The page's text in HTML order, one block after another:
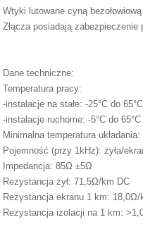
Wtyki lutowane cyną
Złącza posiadają zabezpieczenie
Dane techniczne:
Temperatura pracy:
-instalacje na stałe: -25°C do 65°C
-instalacje ruchome: -5°C do 65°C
Minimalna temperatura układania:
Pojemność (przy 1kHz): żyła/
Impedancja: 85Ω ±5Ω
Rezystancja żył: 71,5Ω/km DC
Rezystancja ekranu 1 km: 18,0Ω/
Rezystancja izolacji na 1 km: